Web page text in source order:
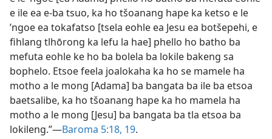
e ile ea e-ba tsuo, ka ho tšoanang hape ka ketso e le
’ngoe ea tokafatso [tsela eohle ea Jesu ea botšepehi, e
fihlang tlhōrong ka lefu la hae] phello ho batho ba
mefuta eohle ke ho ba bolela ba lokile bakeng sa
bophelo. Etsoe feela joalokaha ka ho se mamele ha
motho a le mong [Adama] ba bangata ba ile ba etsoa
baetsalibe, ka ho tšoanang hape ka ho mamela ha
motho a le mong [Jesu] ba bangata ba tla etsoa ba
lokileng.”—Baroma 5:18, 19.